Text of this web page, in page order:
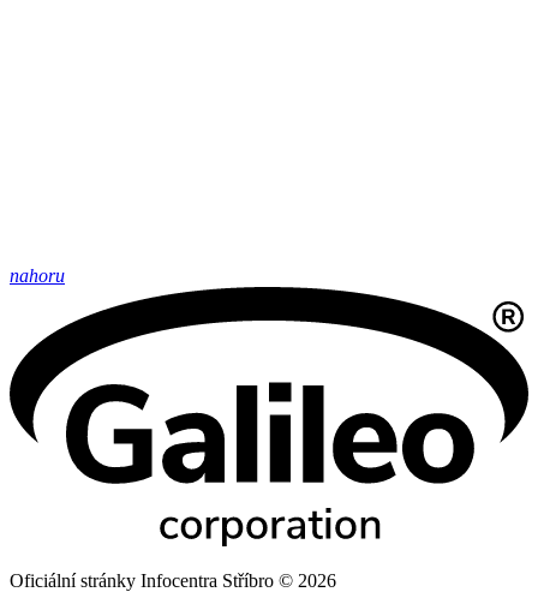
nahoru
Oficiální stránky Infocentra Stříbro © 2026